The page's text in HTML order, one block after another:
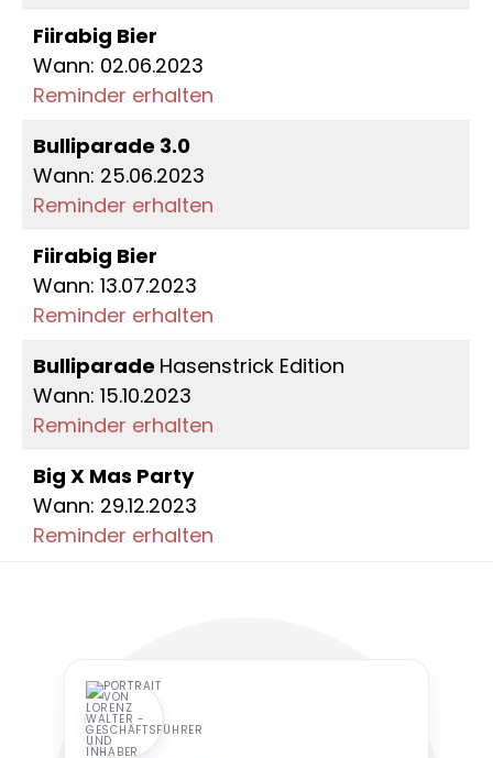
Fiirabig Bier
Wann: 02.06.2023
Reminder erhalten
Bulliparade 3.0
Wann: 25.06.2023
Reminder erhalten
Fiirabig Bier
Wann: 13.07.2023
Reminder erhalten
Bulliparade Hasenstrick Edition
Wann: 15.10.2023
Reminder erhalten
Big X Mas Party
Wann: 29.12.2023
Reminder erhalten